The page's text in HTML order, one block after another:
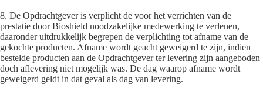
8. De Opdrachtgever is verplicht de voor het verrichten van de
prestatie door Bioshield noodzakelijke medewerking te verlenen,
daaronder uitdrukkelijk begrepen de verplichting tot afname van de
gekochte producten. Afname wordt geacht geweigerd te zijn, indien
bestelde producten aan de Opdrachtgever ter levering zijn aangeboden
doch aflevering niet mogelijk was. De dag waarop afname wordt
geweigerd geldt in dat geval als dag van levering.